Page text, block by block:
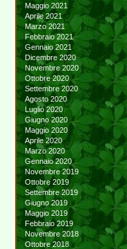
Maggio 2021
Aprile 2021
Marzo 2021
Febbraio 2021
Gennaio 2021
Dicembre 2020
Novembre 2020
Ottobre 2020
Settembre 2020
Agosto 2020
Luglio 2020
Giugno 2020
Maggio 2020
Aprile 2020
Marzo 2020
Gennaio 2020
Novembre 2019
Ottobre 2019
Settembre 2019
Giugno 2019
Maggio 2019
Febbraio 2019
Novembre 2018
Ottobre 2018